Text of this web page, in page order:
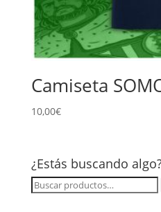
Camiseta
10,00€
¿Estás buscando
Buscar